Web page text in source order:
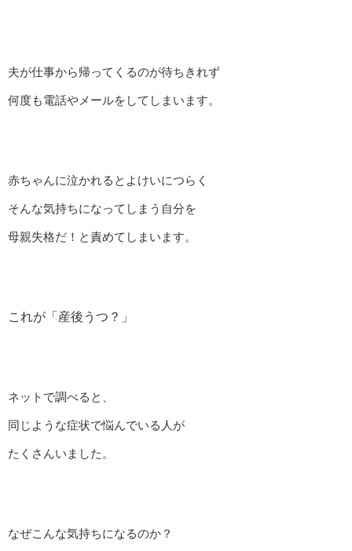
夫が仕事から帰ってくるのが待ちきれず
何度も電話やメールをしてしまいます。
赤ちゃんに泣かれるとよけいにつらく
そんな気持ちになってしまう自分を
母親失格だ！と責めてしまいます。
これが「産後うつ？」
ネットで調べると、
同じような症状で悩んでいる人が
たくさんいました。
なぜこんな気持ちになるのか？